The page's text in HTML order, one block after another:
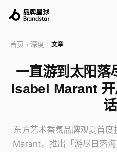
首页 › 深度 › 文章
一直游到太阳落
Isabel Marant
话
东方艺术香氛品牌观夏首
Marant，推出「游尽日落